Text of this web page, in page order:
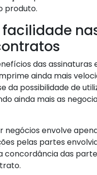
produto.
das assinaturas
ainda mais
da possibilidade de
ainda mais as
negócios envolve
pelas partes
concordância das